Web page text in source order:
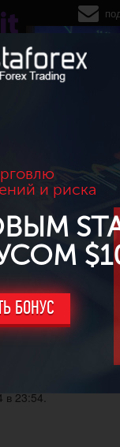
и риска
БОНУС
в 23:54.